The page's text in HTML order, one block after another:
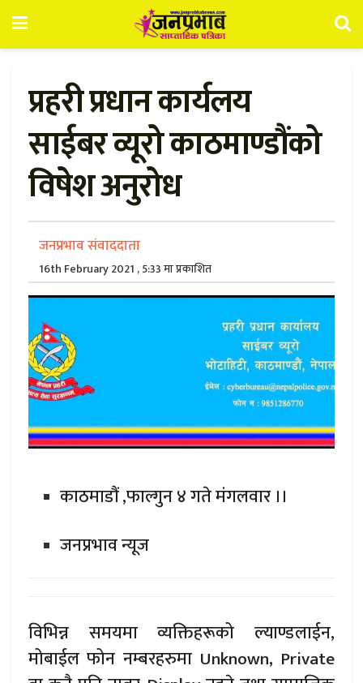
प्रहरी प्रधान कार्यलय
साईबर व्यूरो काठमाण्डौंको
विषेश अनुरोध
जनप्रभाव संवाददाता
16th February 2021 , 5:33 मा प्रकाशित
काठमाडौं ,फाल्गुन ४ गते मंगलवार ।।
जनप्रभाव न्यूज
विभिन्न समयमा व्यक्तिहरूको ल्याण्डलाईन,
मोबाईल फोन नम्बरहरुमा Unknown, Private